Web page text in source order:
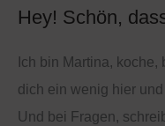
Hey! Schön,
Ich bin Martina,
dich ein wenig hier
Und bei Fragen,